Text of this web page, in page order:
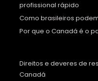
profissional rápido
Como brasileiros
Por que o Canadá é o
Direitos e deveres de
Canadá